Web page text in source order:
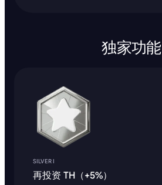
独家功能
SILVER I
再投资 TH（+5%）